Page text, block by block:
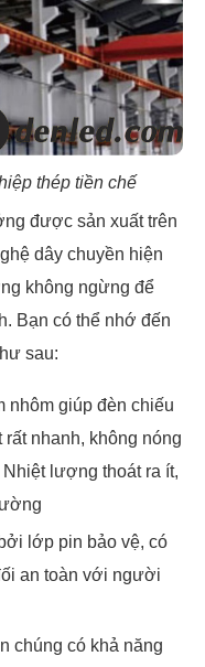
thép tiền chế
được sản xuất trên
dây chuyền hiện
không ngừng để
Bạn có thể nhớ đến
sau:
nhôm giúp đèn chiếu
nhanh, không nóng
lượng thoát ra ít,
lớp pin bảo vệ, có
an toàn với người
chúng có khả năng